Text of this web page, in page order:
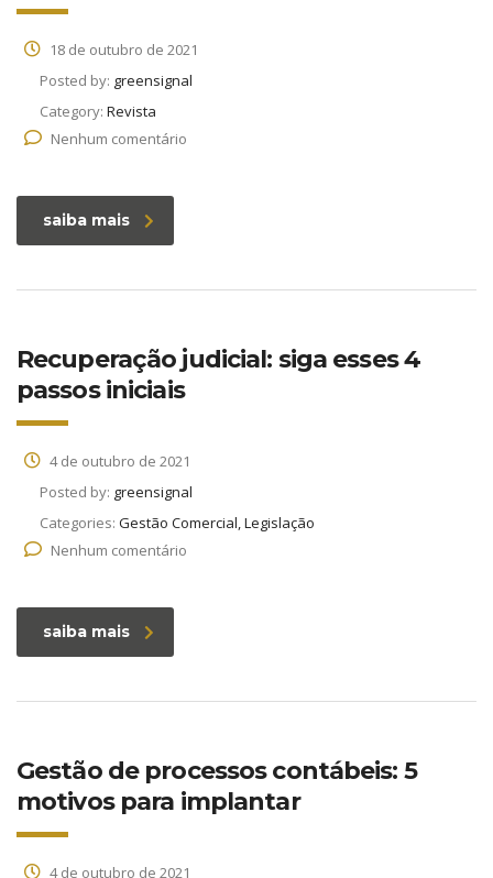
18 de outubro de 2021
Posted by: greensignal
Category: Revista
Nenhum comentário
saiba mais
Recuperação judicial: siga esses 4
passos iniciais
4 de outubro de 2021
Posted by: greensignal
Categories: Gestão Comercial, Legislação
Nenhum comentário
saiba mais
Gestão de processos contábeis: 5
motivos para implantar
4 de outubro de 2021